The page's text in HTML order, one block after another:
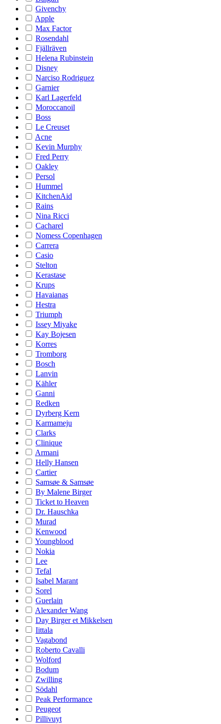
Givenchy
Apple
Max Factor
Rosendahl
Fjällräven
Helena Rubinstein
Disney
Narciso Rodriguez
Garnier
Karl Lagerfeld
Moroccanoil
Boss
Le Creuset
Acne
Kevin Murphy
Fred Perry
Oakley
Persol
Hummel
KitchenAid
Rains
Nina Ricci
Cacharel
Nomess Copenhagen
Carrera
Casio
Stelton
Kerastase
Krups
Havaianas
Hestra
Triumph
Issey Miyake
Kay Bojesen
Korres
Tromborg
Bosch
Lanvin
Kähler
Ganni
Redken
Dyrberg Kern
Karmameju
Clarks
Clinique
Armani
Helly Hansen
Cartier
Samsøe & Samsøe
By Malene Birger
Ticket to Heaven
Dr. Hauschka
Murad
Kenwood
Youngblood
Nokia
Lee
Tefal
Isabel Marant
Sorel
Guerlain
Alexander Wang
Day Birger et Mikkelsen
Iittala
Vagabond
Roberto Cavalli
Wolford
Bodum
Zwilling
Södahl
Peak Performance
Peugeot
Pillivuyt